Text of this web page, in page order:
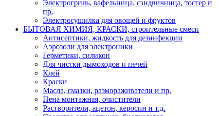
Электрогриль, вафельница, сэндвичница, тостер и
пр.
Электросушилка для овощей и фруктов
БЫТОВАЯ ХИМИЯ, КРАСКИ, строительные смеси
Антисептики, жидкость для дезинфекции
Аэрозоли для электроники
Герметики, силикон
Для чистки дымоходов и печей
Клей
Краски
Масла, смазки, размораживатели и пр.
Пена монтажная, очистители
Растворители, ацетон, керосин и т.д.